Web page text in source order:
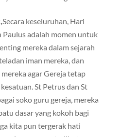
Secara keseluruhan, Hari
Paulus adalah momen untuk
mereka dalam sejarah
iman mereka, dan
agar Gereja tetap
St Petrus dan St
soko guru gereja, mereka
dasar yang kokoh bagi
kita pun tergerak hati